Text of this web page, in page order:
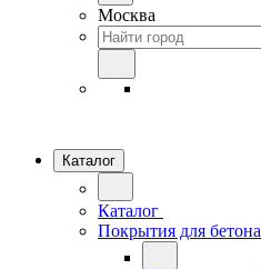
Москва
Каталог
Каталог
Покрытия для бетона